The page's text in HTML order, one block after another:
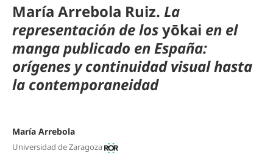
María Arrebola Ruiz. La
representación de losyōkai en el
manga publicado en España:
orígenes y continuidad visual hasta
la contemporaneidad
María Arrebola
Universidad de Zaragoza